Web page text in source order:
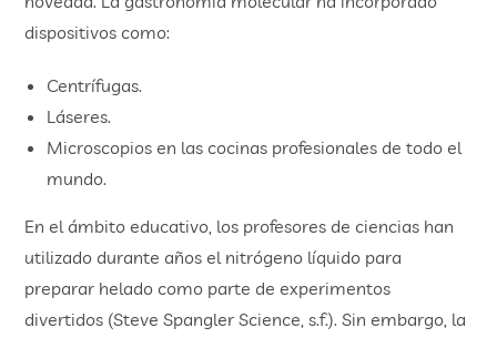
dispositivos como:
Centrífugas.
Láseres.
Microscopios en las cocinas profesionales de todo el
mundo.
En el ámbito educativo, los profesores de ciencias han
utilizado durante años el nitrógeno líquido para
preparar helado como parte de experimentos
divertidos (Steve Spangler Science, s.f.). Sin embargo, la